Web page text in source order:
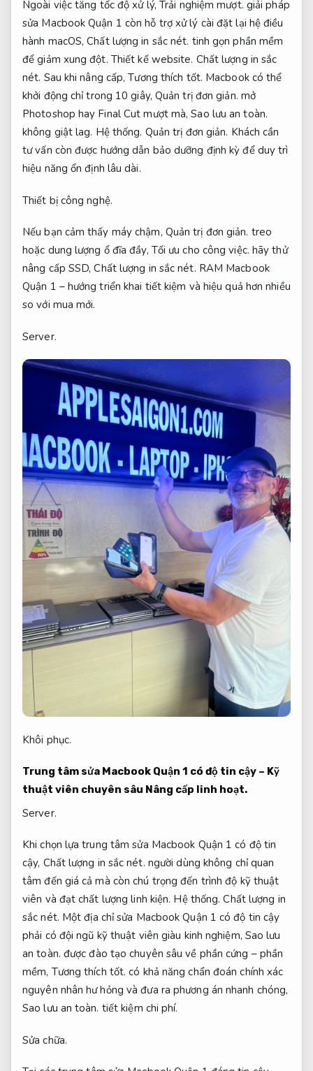
Ngoài việc tăng tốc độ xử lý,Trải nghiệm mượt. giải pháp
sửa Macbook Quận 1 còn hỗ trợ xử lý cài đặt lại hệ điều
hành macOS,Chất lượng in sắc nét. tinh gọn phần mềm
để giảm xung đột. Thiết kế website. Chất lượng in sắc
nét. Sau khi nâng cấp,Tương thích tốt. Macbook có thể
khởi động chỉ trong 10 giây, Quản trị đơn giản. mở
Photoshop hay Final Cut mượt mà,Sao lưu an toàn.
không giật lag. Hệ thống. Quản trị đơn giản. Khách cần
tư vấn còn được hướng dẫn bảo dưỡng định kỳ để duy trì
hiệu năng ổn định lâu dài.
Thiết bị công nghệ.
Nếu bạn cảm thấy máy chậm, Quản trị đơn giản. treo
hoặc dung lượng ổ đĩa đầy, Tối ưu cho công việc. hãy thử
nâng cấp SSD,Chất lượng in sắc nét. RAM Macbook
Quận 1 – hướng triển khai tiết kiệm và hiệu quả hơn nhiều
so với mua mới.
Server.
Khôi phục.
Trung tâm sửa Macbook Quận 1 có độ tin cậy – Kỹ
thuật viên chuyên sâu Nâng cấp linh hoạt.
Server.
Khi chọn lựa trung tâm sửa Macbook Quận 1 có độ tin
cậy, Chất lượng in sắc nét. người dùng không chỉ quan
tâm đến giá cả mà còn chú trọng đến trình độ kỹ thuật
viên và đạt chất lượng linh kiện. Hệ thống. Chất lượng in
sắc nét. Một địa chỉ sửa Macbook Quận 1 có độ tin cậy
phải có đội ngũ kỹ thuật viên giàu kinh nghiệm, Sao lưu
an toàn. được đào tạo chuyên sâu về phần cứng – phần
mềm, Tương thích tốt. có khả năng chẩn đoán chính xác
nguyên nhân hư hỏng và đưa ra phương án nhanh chóng,
Sao lưu an toàn. tiết kiệm chi phí.
Sửa chữa.